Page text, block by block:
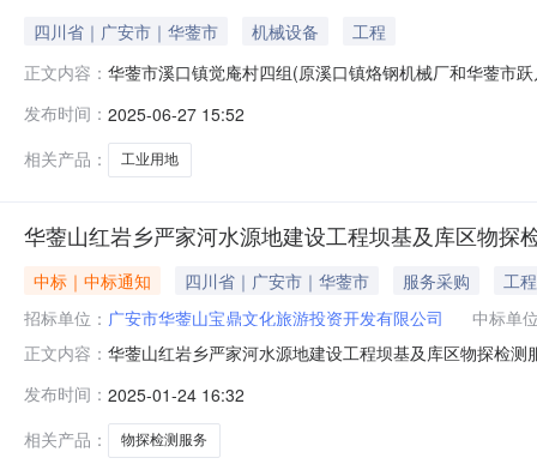
四川省｜广安市｜华蓥市 机械设备
工程
正文内容： 华蓥市溪口镇觉庵村四组(原溪口镇烙钢机械厂和华蓥市
安市金亿旅游投资开发有限公司下属子公司，为市属国
图）面向社会公开挂网招租，具体事项公
发布时间： 2025-06-27 15:52
相关产品：
工业用地
华蓥山红岩乡严家河水源地建设工程坝基及库区物探
中标｜中标通知 四川省｜广安市｜华蓥市 服务采购
工程
招标单位： 广安市华蓥山宝鼎文化旅游投资开发有限公司
中标单
正文内容： 华蓥山红岩乡严家河水源地建设工程坝基及库区物探检
第二中选候选人：黄河勘测规划设计研究院有限公司（
25日至2025年1月
发布时间： 2025-01-24 16:32
相关产品：
物探检测服务